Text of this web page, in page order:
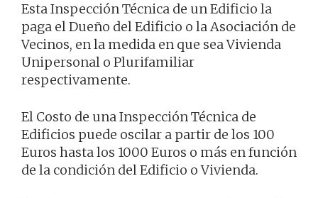
Esta Inspección Técnica de un Edificio la
paga el Dueño del Edificio o la Asociación de
Vecinos, en la medida en que sea Vivienda
Unipersonal o Plurifamiliar
respectivamente.
El Costo de una Inspección Técnica de
Edificios puede oscilar a partir de los 100
Euros hasta los 1000 Euros o más en función
de la condición del Edificio o Vivienda.